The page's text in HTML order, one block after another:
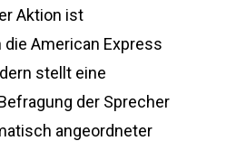
Aktion ist
American Express
stellt eine
der Sprecher
angeordneter